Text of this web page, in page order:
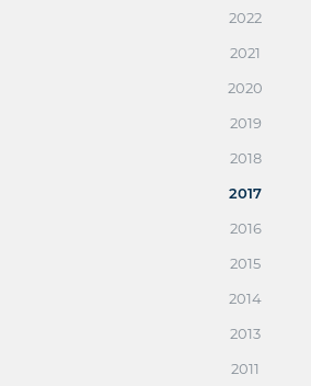
2022
2021
2020
2019
2018
2017
2016
2015
2014
2013
2011